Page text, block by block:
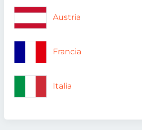
Austria
Francia
Italia